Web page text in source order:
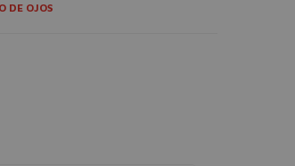
DE OJOS